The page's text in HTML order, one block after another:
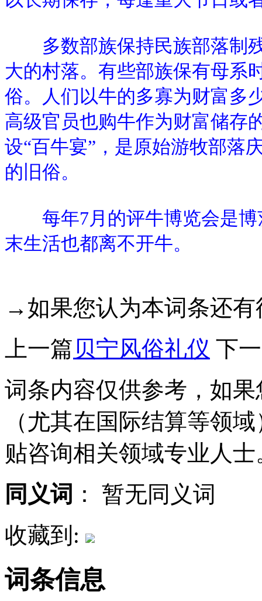
多数部族保持民族部落制残
大的村落。有些部族保有母系
俗。人们以牛的多寡为财富多
高级官员也购牛作为财富储存
设“百牛宴”，是原始游牧部落
的旧俗。
每年7月的评牛博览会是博
末生活也都离不开牛。
→如果您认为本词条还
上一篇 贝宁风俗礼仪 下
词条内容仅供参考，如
（尤其在国际结算等领
贴咨询相关领域专业人士
同义词 ： 暂无同义词
收藏到:
词条信息